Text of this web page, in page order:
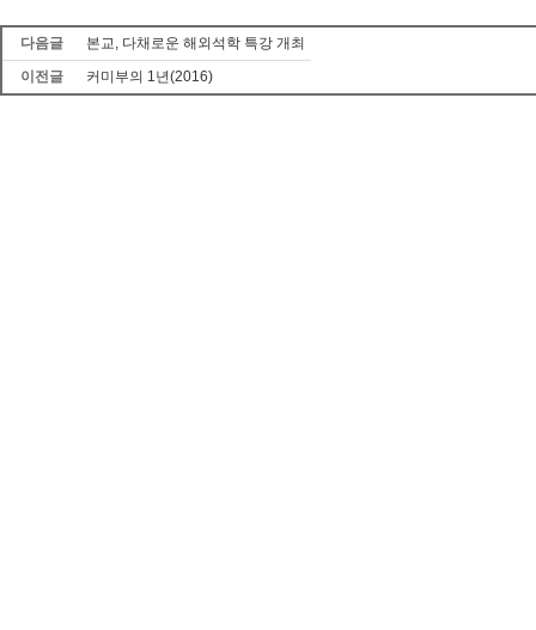
다음글
본교, 다채로운 해외석학 특강 개최
이전글
커미부의 1년(2016)